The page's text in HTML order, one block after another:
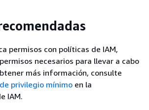
permisos con políticas de IAM,
necesarios para llevar a cabo
más información, consulte
privilegio mínimo en la
IAM.